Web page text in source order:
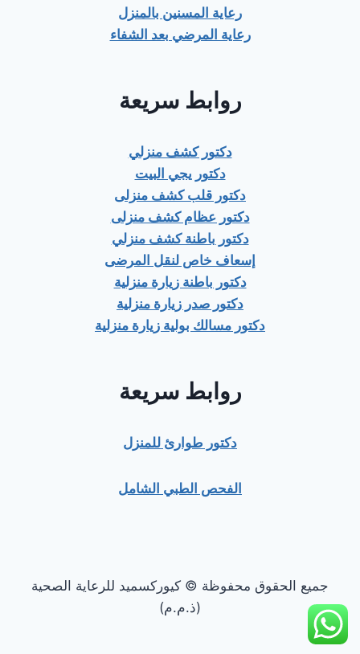
رعاية المسنين بالمنزل
رعاية المرضي بعد الشفاء
روابط سريعة
دكتور كشف منزلي
دكتور يجي البيت
دكتور قلب كشف منزلى
دكتور عظام كشف منزلى
دكتور باطنة كشف منزلي
إسعاف خاص لنقل المرضى
دكتور باطنة زيارة منزلية
دكتور صدر زيارة منزلية
دكتور مسالك بولية زيارة منزلية
روابط سريعة
دكتور طوارئ للمنزل
الفحص الطبي الشامل
جميع الحقوق محفوظة © كيوركسميد للرعاية الصحية
(ذ.م.م)